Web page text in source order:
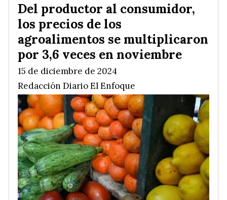
Del productor al consumidor,
los precios de los
agroalimentos se multiplicaron
por 3,6 veces en noviembre
Redacción Diario El Enfoque
15 de diciembre de 2024